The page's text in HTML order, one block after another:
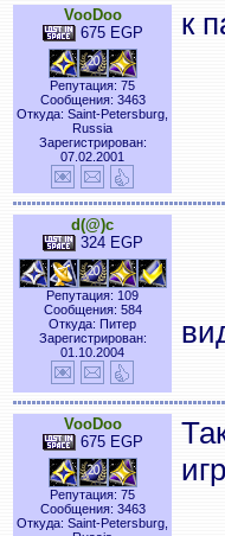
VooDoo
675 EGP
Репутация: 75
Сообщения: 3463
Откуда: Saint-Petersburg,
Russia
Зарегистрирован:
07.02.2001
к
d(@)c
324 EGP
Репутация: 109
Сообщения: 584
Откуда: Питер
Зарегистрирован:
01.10.2004
VooDoo
675 EGP
Репутация: 75
Сообщения: 3463
Откуда: Saint-Petersburg,